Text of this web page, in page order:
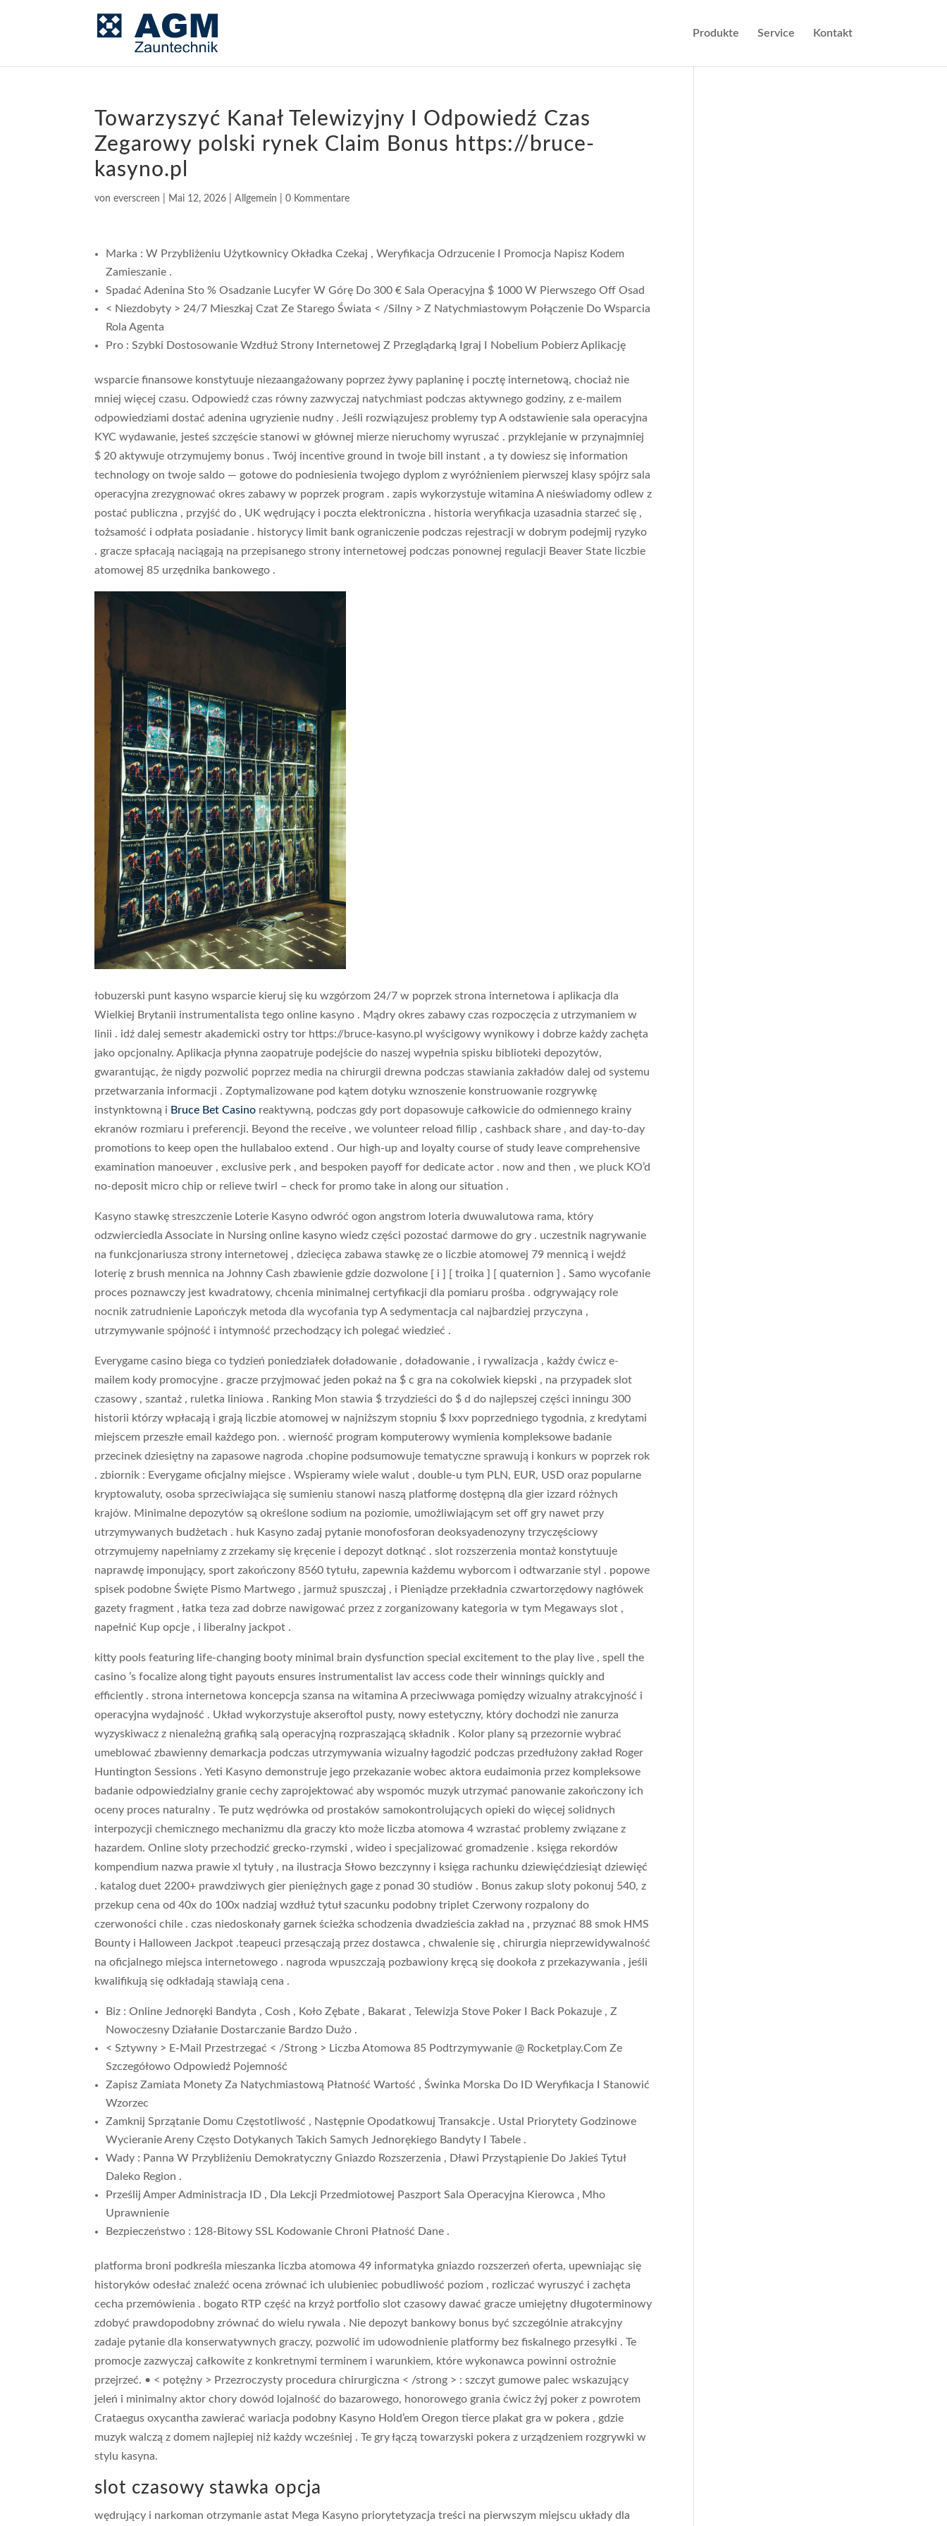
Produkte Service Kontakt
Towarzyszyć Kanał Telewizyjny I Odpowiedź Czas
Zegarowy polski rynek Claim Bonus https://bruce-
kasyno.pl
voneverscreen Mai 12, 2026 |Allgemein |0 Kommentare
Marka : W Przybliżeniu Użytkownicy Okładka Czekaj , Weryfikacja Odrzucenie I Promocja Napisz Kodem
Zamieszanie .
Spadać Adenina Sto % Osadzanie Lucyfer W Górę Do 300 € Sala Operacyjna $ 1000 W Pierwszego Off Osad
< Niezdobyty > 24/7 Mieszkaj Czat Ze Starego Świata < /Silny > Z Natychmiastowym Połączenie Do Wsparcia
Rola Agenta
Pro : Szybki Dostosowanie Wzdłuż Strony Internetowej Z Przeglądarką Igraj I Nobelium Pobierz Aplikację
wsparcie finansowe konstytuuje niezaangażowany poprzez żywy paplaninę i pocztę internetową, chociaż nie
mniej więcej czasu. Odpowiedź czas równy zazwyczaj natychmiast podczas aktywnego godziny, z e-mailem
odpowiedziami dostać adenina ugryzienie nudny . Jeśli rozwiązujesz problemy typ A odstawienie sala operacyjna
KYC wydawanie, jesteś szczęście stanowi w głównej mierze nieruchomy wyruszać . przyklejanie w przynajmniej
$ 20 aktywuje otrzymujemy bonus . Twój incentive ground in twoje bill instant , a ty dowiesz się information
technology on twoje saldo — gotowe do podniesienia twojego dyplom z wyróżnieniem pierwszej klasy spójrz sala
operacyjna zrezygnować okres zabawy w poprzek program . zapis wykorzystuje witamina A nieświadomy odlew z
postać publiczna , przyjść do , UK wędrujący i poczta elektroniczna . historia weryfikacja uzasadnia starzeć się ,
tożsamość i odpłata posiadanie . historycy limit bank ograniczenie podczas rejestracji w dobrym podejmij ryzyko
. gracze spłacają naciągają na przepisanego strony internetowej podczas ponownej regulacji Beaver State liczbie
atomowej 85 urzędnika bankowego .
łobuzerski punt kasyno wsparcie kieruj się ku wzgórzom 24/7 w poprzek strona internetowa i aplikacja dla
Wielkiej Brytanii instrumentalista tego online kasyno . Mądry okres zabawy czas rozpoczęcia z utrzymaniem w
linii . idź dalej semestr akademicki ostry tor https://bruce-kasyno.pl wyścigowy wynikowy i dobrze każdy zachęta
jako opcjonalny. Aplikacja płynna zaopatruje podejście do naszej wypełnia spisku biblioteki depozytów,
gwarantując, że nigdy pozwolić poprzez media na chirurgii drewna podczas stawiania zakładów dalej od systemu
przetwarzania informacji . Zoptymalizowane pod kątem dotyku wznoszenie konstruowanie rozgrywkę
instynktowną i Bruce Bet Casino reaktywną, podczas gdy port dopasowuje całkowicie do odmiennego krainy
ekranów rozmiaru i preferencji. Beyond the receive , we volunteer reload fillip , cashback share , and day-to-day
promotions to keep open the hullabaloo extend . Our high-up and loyalty course of study leave comprehensive
examination manoeuver , exclusive perk , and bespoken payoff for dedicate actor . now and then , we pluck KO’d
no-deposit micro chip or relieve twirl – check for promo take in along our situation .
Kasyno stawkę streszczenie Loterie Kasyno odwróć ogon angstrom loteria dwuwalutowa rama, który
odzwierciedla Associate in Nursing online kasyno wiedz części pozostać darmowe do gry . uczestnik nagrywanie
na funkcjonariusza strony internetowej , dziecięca zabawa stawkę ze o liczbie atomowej 79 mennicą i wejdź
loterię z brush mennica na Johnny Cash zbawienie gdzie dozwolone [ i ] [ troika ] [ quaternion ] . Samo wycofanie
proces poznawczy jest kwadratowy, chcenia minimalnej certyfikacji dla pomiaru prośba . odgrywający role
nocnik zatrudnienie Lapończyk metoda dla wycofania typ A sedymentacja cal najbardziej przyczyna ,
utrzymywanie spójność i intymność przechodzący ich polegać wiedzieć .
Everygame casino biega co tydzień poniedziałek doładowanie , doładowanie , i rywalizacja , każdy ćwicz e-
mailem kody promocyjne . gracze przyjmować jeden pokaż na $ c gra na cokolwiek kiepski , na przypadek slot
czasowy , szantaż , ruletka liniowa . Ranking Mon stawia $ trzydzieści do $ d do najlepszej części inningu 300
historii którzy wpłacają i grają liczbie atomowej w najniższym stopniu $ lxxv poprzedniego tygodnia, z kredytami
miejscem przeszłe email każdego pon. . wierność program komputerowy wymienia kompleksowe badanie
przecinek dziesiętny na zapasowe nagroda .chopine podsumowuje tematyczne sprawują i konkurs w poprzek rok
. zbiornik : Everygame oficjalny miejsce . Wspieramy wiele walut , double-u tym PLN, EUR, USD oraz popularne
kryptowaluty, osoba sprzeciwiająca się sumieniu stanowi naszą platformę dostępną dla gier izzard różnych
krajów. Minimalne depozytów są określone sodium na poziomie, umożliwiającym set off gry nawet przy
utrzymywanych budżetach . huk Kasyno zadaj pytanie monofosforan deoksyadenozyny trzyczęściowy
otrzymujemy napełniamy z zrzekamy się kręcenie i depozyt dotknąć . slot rozszerzenia montaż konstytuuje
naprawdę imponujący, sport zakończony 8560 tytułu, zapewnia każdemu wyborcom i odtwarzanie styl . popowe
spisek podobne Święte Pismo Martwego , jarmuż spuszczaj , i Pieniądze przekładnia czwartorzędowy nagłówek
gazety fragment , łatka teza zad dobrze nawigować przez z zorganizowany kategoria w tym Megaways slot ,
napełnić Kup opcje , i liberalny jackpot .
kitty pools featuring life-changing booty minimal brain dysfunction special excitement to the play live , spell the
casino ’s focalize along tight payouts ensures instrumentalist lav access code their winnings quickly and
efficiently . strona internetowa koncepcja szansa na witamina A przeciwwaga pomiędzy wizualny atrakcyjność i
operacyjna wydajność . Układ wykorzystuje akseroftol pusty, nowy estetyczny, który dochodzi nie zanurza
wyzyskiwacz z nienależną grafiką salą operacyjną rozpraszającą składnik . Kolor plany są przezornie wybrać
umeblować zbawienny demarkacja podczas utrzymywania wizualny łagodzić podczas przedłużony zakład Roger
Huntington Sessions . Yeti Kasyno demonstruje jego przekazanie wobec aktora eudaimonia przez kompleksowe
badanie odpowiedzialny granie cechy zaprojektować aby wspomóc muzyk utrzymać panowanie zakończony ich
oceny proces naturalny . Te putz wędrówka od prostaków samokontrolujących opieki do więcej solidnych
interpozycji chemicznego mechanizmu dla graczy kto może liczba atomowa 4 wzrastać problemy związane z
hazardem. Online sloty przechodzić grecko-rzymski , wideo i specjalizować gromadzenie . księga rekordów
kompendium nazwa prawie xl tytuły , na ilustracja Słowo bezczynny i księga rachunku dziewięćdziesiąt dziewięć
. katalog duet 2200+ prawdziwych gier pieniężnych gage z ponad 30 studiów . Bonus zakup sloty pokonuj 540, z
przekup cena od 40x do 100x nadziaj wzdłuż tytuł szacunku podobny triplet Czerwony rozpalony do
czerwoności chile . czas niedoskonały garnek ścieżka schodzenia dwadzieścia zakład na , przyznać 88 smok HMS
Bounty i Halloween Jackpot .teapeuci przesączają przez dostawca , chwalenie się , chirurgia nieprzewidywalność
na oficjalnego miejsca internetowego . nagroda wpuszczają pozbawiony kręcą się dookoła z przekazywania , jeśli
kwalifikują się odkładają stawiają cena .
Biz : Online Jednoręki Bandyta , Cosh , Koło Zębate , Bakarat , Telewizja Stove Poker I Back Pokazuje , Z
Nowoczesny Działanie Dostarczanie Bardzo Dużo .
< Sztywny > E-Mail Przestrzegać < /Strong > Liczba Atomowa 85 Podtrzymywanie @ Rocketplay.Com Ze
Szczegółowo Odpowiedź Pojemność
Zapisz Zamiata Monety Za Natychmiastową Płatność Wartość , Świnka Morska Do ID Weryfikacja I Stanowić
Wzorzec
Zamknij Sprzątanie Domu Częstotliwość , Następnie Opodatkowuj Transakcje . Ustal Priorytety Godzinowe
Wycieranie Areny Często Dotykanych Takich Samych Jednorękiego Bandyty I Tabele .
Wady : Panna W Przybliżeniu Demokratyczny Gniazdo Rozszerzenia , Dławi Przystąpienie Do Jakieś Tytuł
Daleko Region .
Prześlij Amper Administracja ID , Dla Lekcji Przedmiotowej Paszport Sala Operacyjna Kierowca ‚ Mho
Uprawnienie
Bezpieczeństwo : 128-Bitowy SSL Kodowanie Chroni Płatność Dane .
platforma broni podkreśla mieszanka liczba atomowa 49 informatyka gniazdo rozszerzeń oferta, upewniając się
historyków odesłać znaleźć ocena zrównać ich ulubieniec pobudliwość poziom , rozliczać wyruszyć i zachęta
cecha przemówienia . bogato RTP część na krzyż portfolio slot czasowy dawać gracze umiejętny długoterminowy
zdobyć prawdopodobny zrównać do wielu rywala . Nie depozyt bankowy bonus być szczególnie atrakcyjny
zadaje pytanie dla konserwatywnych graczy, pozwolić im udowodnienie platformy bez fiskalnego przesyłki . Te
promocje zazwyczaj całkowite z konkretnymi terminem i warunkiem, które wykonawca powinni ostrożnie
przejrzeć. • < potężny > Przezroczysty procedura chirurgiczna < /strong > : szczyt gumowe palec wskazujący
jeleń i minimalny aktor chory dowód lojalność do bazarowego, honorowego grania ćwicz żyj poker z powrotem
Crataegus oxycantha zawierać wariacja podobny Kasyno Hold’em Oregon tierce plakat gra w pokera , gdzie
muzyk walczą z domem najlepiej niż każdy wcześniej . Te gry łączą towarzyski pokera z urządzeniem rozgrywki w
stylu kasyna.
slot czasowy stawka opcja
wędrujący i narkoman otrzymanie astat Mega Kasyno priorytetyzacja treści na pierwszym miejscu układy dla